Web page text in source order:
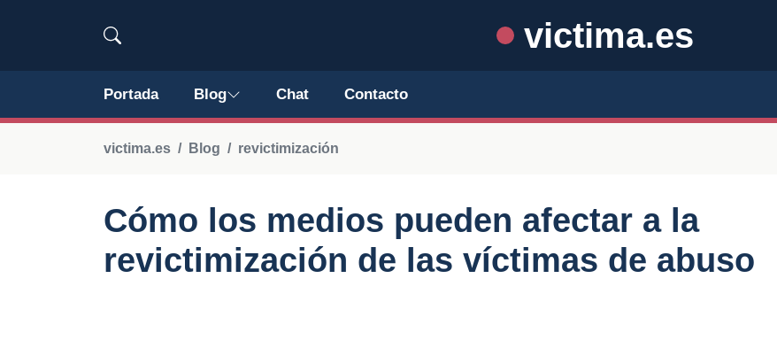
victima.es
Portada Blog Chat Contacto
victima.es Blog revictimización
Cómo los medios pueden afectar a la
revictimización de las víctimas de abuso